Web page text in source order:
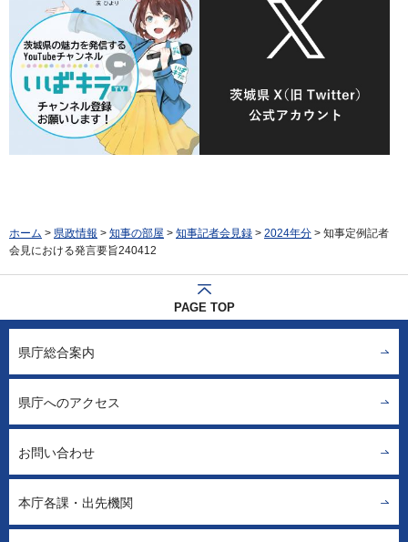
ホーム > 県政情報 > 知事の部屋 > 知事記者会見録 > 2024年分 > 知事定例記者
会見における発言要旨240412
PAGE TOP
県庁総合案内
県庁へのアクセス
お問い合わせ
本庁各課・出先機関